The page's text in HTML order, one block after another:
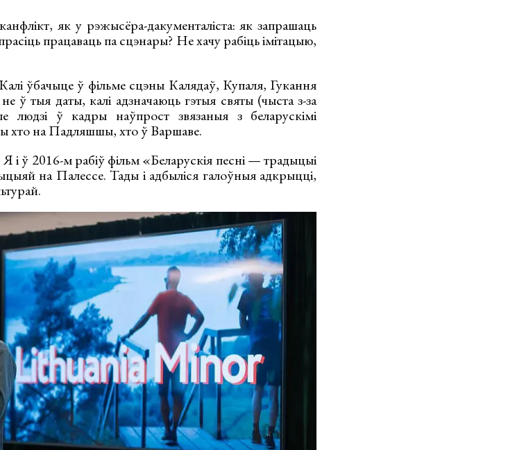
як у рэжысёра-дакументаліста: як запрашаць
працаваць па сцэнары? Не хачу рабіць імітацыю,
ўбачыце ў фільме сцэны Калядаў, Купаля, Гукання
ў тыя даты, калі адзначаюць гэтыя святы (чыста з-за
людзі ў кадры наўпрост звязаныя з беларускімі
хто на Падляшшы, хто ў Варшаве.
і ў 2016-м рабіў фільм «Беларускія песні — традыцыі
на Палессе. Тады і адбыліся галоўныя адкрыцці,